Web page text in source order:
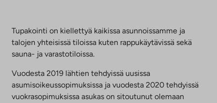
Tupakointi on kiellettyä kaikissa asunnoissamme ja
talojen yhteisissä tiloissa kuten rappukäytävissä sekä
sauna- ja varastotiloissa.
Vuodesta 2019 lähtien tehdyissä uusissa
asumisoikeussopimuksissa ja vuodesta 2020 tehdyissä
vuokrasopimuksissa asukas on sitoutunut olemaan